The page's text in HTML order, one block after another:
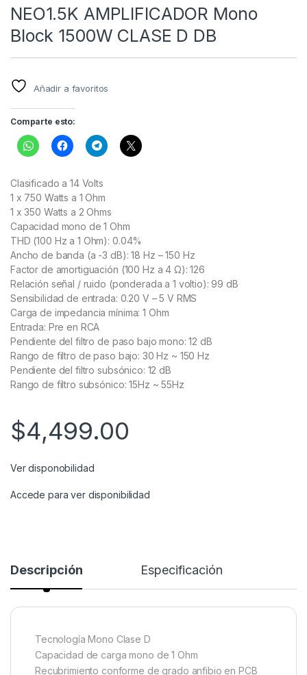
NEO1.5K AMPLIFICADOR Mono
Block 1500W CLASE D DB
Añadir a favoritos
Comparte esto:
Clasificado a 14 Volts
1 x 750 Watts a 1 Ohm
1 x 350 Watts a 2 Ohms
Capacidad mono de 1 Ohm
THD (100 Hz a 1 Ohm): 0.04%
Ancho de banda (a -3 dB): 18 Hz – 150 Hz
Factor de amortiguación (100 Hz a 4 Ω): 126
Relación señal / ruido (ponderada a 1 voltio): 99 dB
Sensibilidad de entrada: 0.20 V – 5 V RMS
Carga de impedancia mínima: 1 Ohm
Entrada: Pre en RCA
Pendiente del filtro de paso bajo mono: 12 dB
Rango de filtro de paso bajo: 30 Hz ~ 150 Hz
Pendiente del filtro subsónico: 12 dB
Rango de filtro subsónico: 15Hz ~ 55Hz
$4,499.00
Ver disponobilidad
Accede para ver disponibilidad
Descripción Especificación
Tecnología Mono Clase D
Capacidad de carga mono de 1 Ohm
Recubrimiento conforme de grado anfibio en PCB